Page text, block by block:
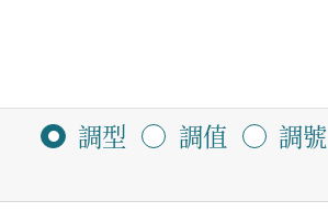
調型 調值 調號